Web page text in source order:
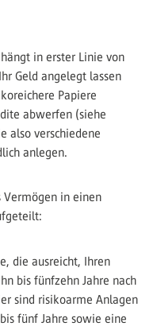
in erster Linie von
Geld angelegt lassen
Papiere
abwerfen (siehe
also verschiedene
anlegen.
Vermögen in einen
die ausreicht, Ihren
bis fünfzehn Jahre nach
sind risikoarme Anlagen
fünf Jahre sowie eine